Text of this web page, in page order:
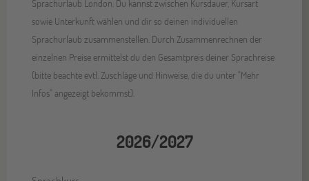
Sprachurlaub London. Du kannst zwischen Kursdauer, Kursart
sowie Unterkunft wählen und dir so deinen individuellen
Sprachurlaub zusammenstellen. Durch Zusammenrechnen der
einzelnen Preise ermittelst du den Gesamtpreis deiner Sprachreise
(bitte beachte evtl. Zuschläge und Hinweise, die du unter "Mehr
Infos" angezeigt bekommst).
2026/2027